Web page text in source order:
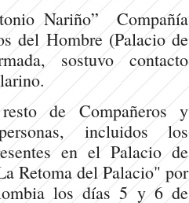
Nariño” Compañía
del Hombre (Palacio de
sostuvo contacto
de Compañeros y
incluidos los
en el Palacio de
Retoma del Palacio" por
los días 5​ y 6​ de